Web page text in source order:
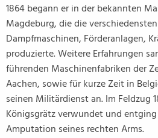
1864 begann er in der bekannten
Magdeburg, die die
Dampfmaschinen, Förderanlagen,
produzierte. Weitere Erfahrungen
führenden Maschinenfabriken der
Aachen, sowie für kurze Zeit in
seinen Militärdienst an. Im Feldzug
Königsgrätz verwundet und
Amputation seines rechten Arms.